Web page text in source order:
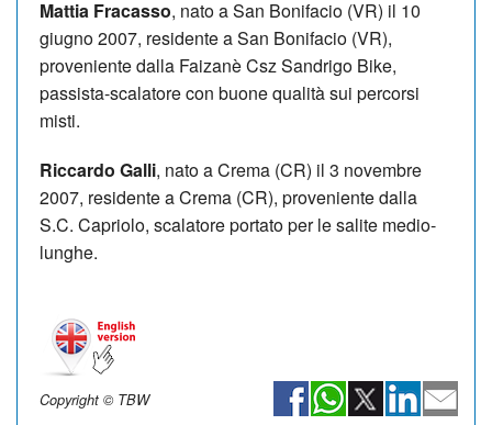
Mattia Fracasso, nato a San Bonifacio (VR) il 10
giugno 2007, residente a San Bonifacio (VR),
proveniente dalla Faizanè Csz Sandrigo Bike,
passista-scalatore con buone qualità sui percorsi
misti.
Riccardo Galli, nato a Crema (CR) il 3 novembre
2007, residente a Crema (CR), proveniente dalla
S.C. Capriolo, scalatore portato per le salite medio-
lunghe.
Copyright © TBW